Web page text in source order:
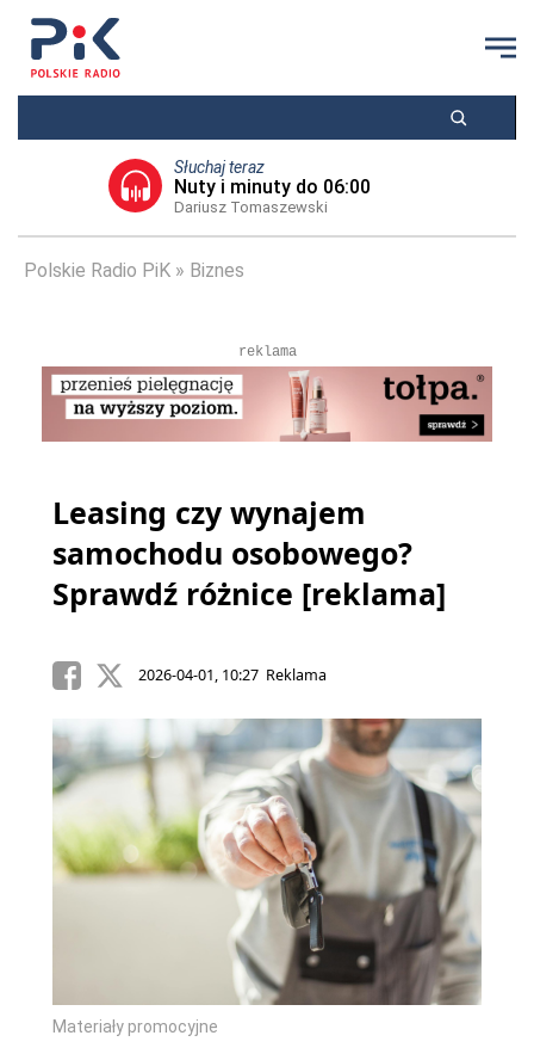
Słuchaj teraz
Nuty i minuty do 06:00
Dariusz Tomaszewski
Polskie Radio PiK Biznes
reklama
Leasing czy wynajem
samochodu osobowego?
Sprawdź różnice [reklama]
2026-04-01, 10:27 Reklama
Materiały promocyjne